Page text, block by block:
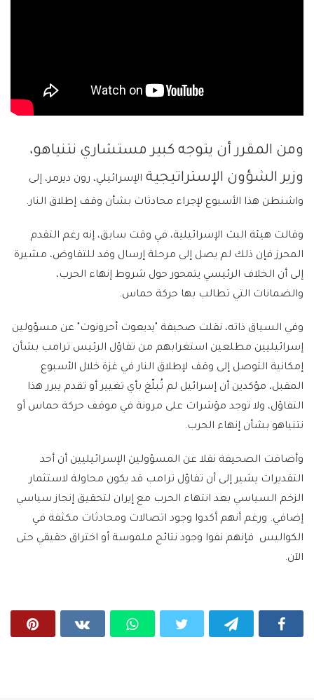
ومن المقرر أن يتوجه كبير مستشاري نتنياهو،
وزير الشؤون الإستراتيجية الإسرائيلي، رون ديرمر، إلى
واشنطن هذا الأسبوع لإجراء محادثات بشأن وقف إطلاق النار.
وقالت هيئة البث الإسرائيلية، في وقت سابق، إنه رغم التقدم
المحرز فإن ذلك لم يصل إلى مرحلة إرسال وفد للتفاوض، مشيرة
إلى أن الخلاف الرئيسي يتمحور حول شروط إنهاء الحرب،
والضمانات التي تطالب بها حركة حماس.
وفي السياق ذاته، نقلت صحيفة "يديعوت أحرونوت" عن مسؤولين
إسرائيليين مطلعين استغرابهم من تفاؤل الرئيس ترامب بشأن
إمكانية التوصل إلى وقف لإطلاق النار في غزة خلال الأسبوع
المقبل، مؤكدين أن إسرائيل لم تُبلّغ بأي تغيير أو تقدم يبرر هذا
التفاؤل، ولا توجد مؤشرات على مرونة في موقف حركة حماس أو
نتنياهو بشأن إنهاء الحرب.
وأضافت الصحيفة نقلا عن المسؤولين الإسرائيليين أن أحد
التقديرات يشير إلى أن تفاؤل ترامب قد يكون محاولة لاستثمار
الزخم السياسي بعد انتهاء الحرب مع إيران لتحقيق إنجاز سياسي
إضافي. ورغم أنهم أكدوا وجود اتصالات ومحادثات مكثفة في
الكواليس فإنهم نفوا وجود نتائج ملموسة أو اختراق حقيقي حتى
الآن.